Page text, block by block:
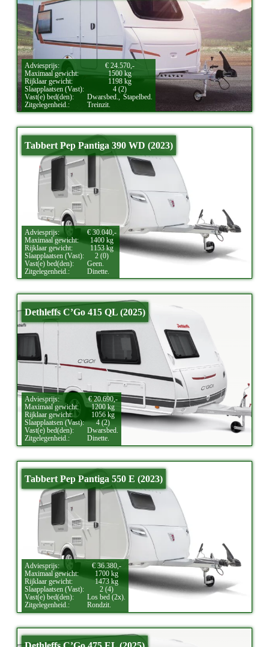
Adviesprijs:
€ 24.570,-
Maximaal gewicht:
1500 kg
Rijklaar gewicht:
1198 kg
Slaapplaatsen (Vast):
4 (2)
Vast(e) bed(den):
Dwarsbed.,
Stapelbed.
Zitgelegenheid.:
Treinzit.
Tabbert Pep Pantiga 390 WD (2023)
Adviesprijs:
€ 30.040,-
Maximaal gewicht:
1400 kg
Rijklaar gewicht:
1153 kg
Slaapplaatsen (Vast):
2 (0)
Vast(e) bed(den):
Geen.
Zitgelegenheid.:
Dinette.
Dethleffs C’Go 415 QL (2025)
Adviesprijs:
€ 20.690,-
Maximaal gewicht:
1200 kg
Rijklaar gewicht:
1056 kg
Slaapplaatsen (Vast):
4 (2)
Vast(e) bed(den):
Dwarsbed.
Zitgelegenheid.:
Dinette.
Tabbert Pep Pantiga 550 E (2023)
Adviesprijs:
€ 36.380,-
Maximaal gewicht:
1700 kg
Rijklaar gewicht:
1473 kg
Slaapplaatsen (Vast):
2 (4)
Vast(e) bed(den):
Los bed (2x).
Zitgelegenheid.:
Rondzit.